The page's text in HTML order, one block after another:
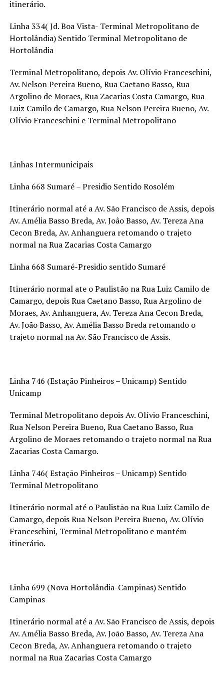
itinerário.
Linha 334( Jd. Boa Vista- Terminal Metropolitano de
Hortolândia) Sentido Terminal Metropolitano de
Hortolândia
Terminal Metropolitano, depois Av. Olívio Franceschini,
Av. Nelson Pereira Bueno, Rua Caetano Basso, Rua
Argolino de Moraes, Rua Zacarias Costa Camargo, Rua
Luiz Camilo de Camargo, Rua Nelson Pereira Bueno, Av.
Olívio Franceschini e Terminal Metropolitano
Linhas Intermunicipais
Linha 668 Sumaré – Presidio Sentido Rosolém
Itinerário normal até a Av. São Francisco de Assis, depois
Av. Amélia Basso Breda, Av. Joâo Basso, Av. Tereza Ana
Cecon Breda, Av. Anhanguera retomando o trajeto
normal na Rua Zacarias Costa Camargo
Linha 668 Sumaré-Presidio sentido Sumaré
Itinerário normal ate o Paulistão na Rua Luiz Camilo de
Camargo, depois Rua Caetano Basso, Rua Argolino de
Moraes, Av. Anhanguera, Av. Tereza Ana Cecon Breda,
Av. João Basso, Av. Amélia Basso Breda retomando o
trajeto normal na Av. São Francisco de Assis.
Linha 746 (Estação Pinheiros – Unicamp) Sentido
Unicamp
Terminal Metropolitano depois Av. Olívio Franceschini,
Rua Nelson Pereira Bueno, Rua Caetano Basso, Rua
Argolino de Moraes retomando o trajeto normal na Rua
Zacarias Costa Camargo.
Linha 746( Estação Pinheiros – Unicamp) Sentido
Terminal Metropolitano
Itinerário normal até o Paulistão na Rua Luiz Camilo de
Camargo, depois Rua Nelson Pereira Bueno, Av. Olívio
Franceschini, Terminal Metropolitano e mantém
itinerário.
Linha 699 (Nova Hortolândia-Campinas) Sentido
Campinas
Itinerário normal até a Av. São Francisco de Assis, depois
Av. Amélia Basso Breda, Av. João Basso, Av. Tereza Ana
Cecon Breda, Av. Anhanguera retomando o trajeto
normal na Rua Zacarias Costa Camargo